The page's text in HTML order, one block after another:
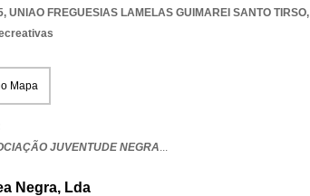
, UNIAO FREGUESIAS LAMELAS GUIMAREI SANTO TIRSO,
Mapa
JUVENTUDE NEGRA...
Negra, Lda